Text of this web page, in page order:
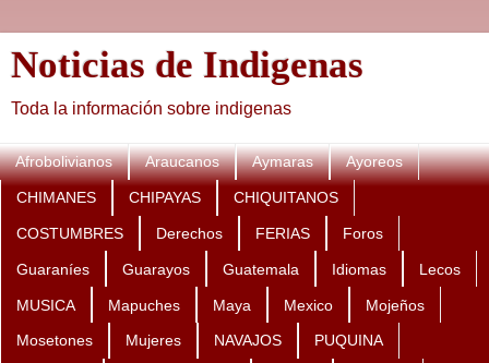
Noticias de Indigenas
Toda la información sobre indigenas
Afrobolivianos Araucanos Aymaras Ayoreos
CHIMANES CHIPAYAS CHIQUITANOS
COSTUMBRES Derechos FERIAS Foros
Guaraníes Guarayos Guatemala Idiomas Lecos
MUSICA Mapuches Maya Mexico Mojeños
Mosetones Mujeres NAVAJOS PUQUINA